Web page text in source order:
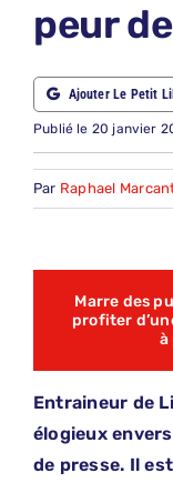
peur
Ajouter Le Petit
Publié le 20 janvier
Par Raphael
Marre des
profiter
à
Entraineur de
élogieux
de presse. Il